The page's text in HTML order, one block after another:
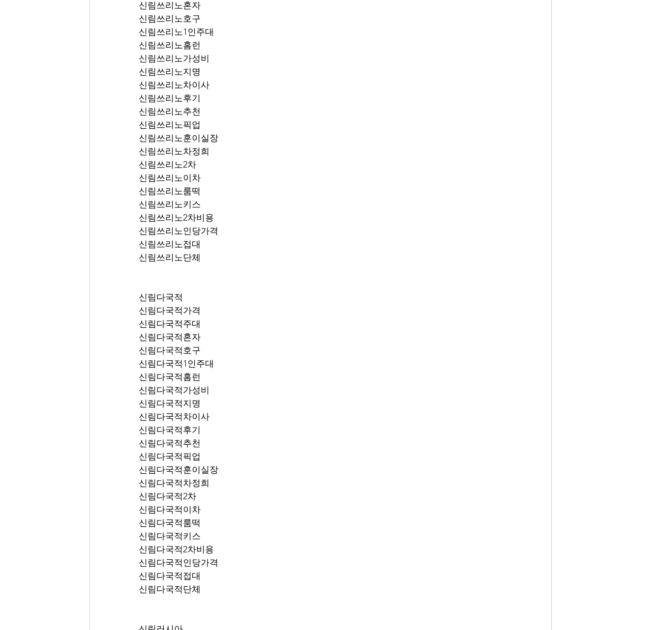
신림쓰리노혼자
신림쓰리노호구
신림쓰리노1인주대
신림쓰리노홈런
신림쓰리노가성비
신림쓰리노지명
신림쓰리노차이사
신림쓰리노후기
신림쓰리노추천
신림쓰리노훈이실장
신림쓰리노차정희
신림쓰리노2차
신림쓰리노이차
신림쓰리노룸떡
신림쓰리노키스
신림쓰리노2차비용
신림쓰리노인당가격
신림쓰리노접대
신림쓰리노단체
신림다국적
신림다국적가격
신림다국적주대
신림다국적혼자
신림다국적호구
신림다국적1인주대
신림다국적홈런
신림다국적가성비
신림다국적지명
신림다국적차이사
신림다국적후기
신림다국적추천
신림다국적훈이실장
신림다국적차정희
신림다국적2차
신림다국적이차
신림다국적룸떡
신림다국적키스
신림다국적2차비용
신림다국적인당가격
신림다국적접대
신림다국적단체